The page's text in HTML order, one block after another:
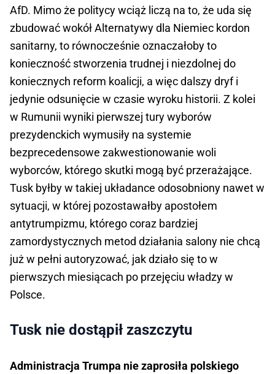
AfD. Mimo że politycy wciąż liczą na to, że uda się
zbudować wokół Alternatywy dla Niemiec kordon
sanitarny, to równocześnie oznaczałoby to
konieczność stworzenia trudnej i niezdolnej do
koniecznych reform koalicji, a więc dalszy dryf i
jedynie odsunięcie w czasie wyroku historii. Z kolei
w Rumunii wyniki pierwszej tury wyborów
prezydenckich wymusiły na systemie
bezprecedensowe zakwestionowanie woli
wyborców, którego skutki mogą być przerażające.
Tusk byłby w takiej układance odosobniony nawet w
sytuacji, w której pozostawałby apostołem
antytrumpizmu, którego coraz bardziej
zamordystycznych metod działania salony nie chcą
już w pełni autoryzować, jak działo się to w
pierwszych miesiącach po przejęciu władzy w
Polsce.
Tusk nie dostąpił zaszczytu
Administracja Trumpa nie zaprosiła polskiego